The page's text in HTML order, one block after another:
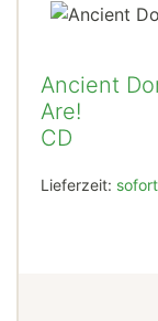
Ancient
Are!
CD
Lieferzeit: sofort